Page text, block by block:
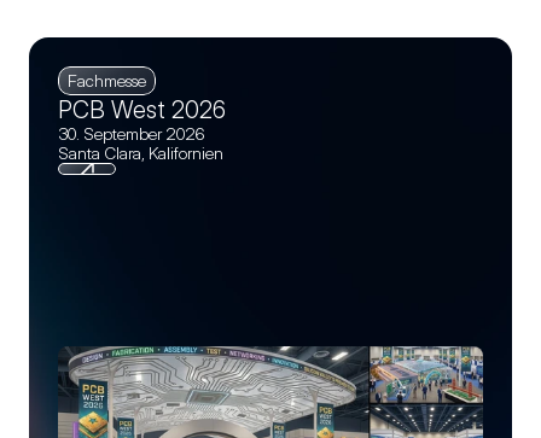
Fachmesse
PCB West 2026
30. September 2026
Santa Clara, Kalifornien